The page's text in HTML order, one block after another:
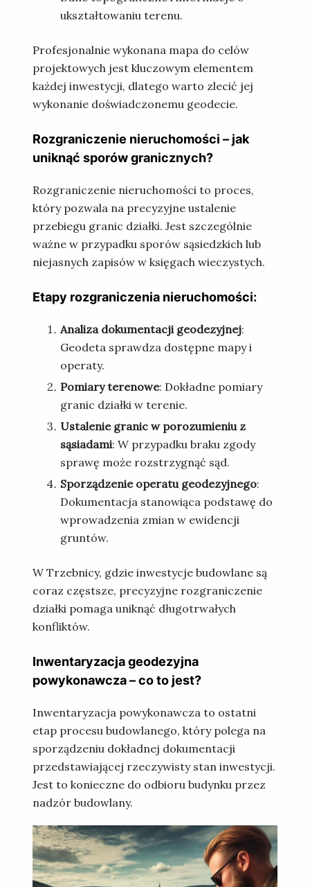
ukształtowaniu terenu.
Profesjonalnie wykonana mapa do celów
projektowych jest kluczowym elementem
każdej inwestycji, dlatego warto zlecić jej
wykonanie doświadczonemu geodecie.
Rozgraniczenie nieruchomości – jak
uniknąć sporów granicznych?
Rozgraniczenie nieruchomości to proces,
który pozwala na precyzyjne ustalenie
przebiegu granic działki. Jest szczególnie
ważne w przypadku sporów sąsiedzkich lub
niejasnych zapisów w księgach wieczystych.
Etapy rozgraniczenia nieruchomości:
Analiza dokumentacji geodezyjnej:
Geodeta sprawdza dostępne mapy i
operaty.
Pomiary terenowe: Dokładne pomiary
granic działki w terenie.
Ustalenie granic w porozumieniu z
sąsiadami: W przypadku braku zgody
sprawę może rozstrzygnąć sąd.
Sporządzenie operatu geodezyjnego:
Dokumentacja stanowiąca podstawę do
wprowadzenia zmian w ewidencji
gruntów.
W Trzebnicy, gdzie inwestycje budowlane są
coraz częstsze, precyzyjne rozgraniczenie
działki pomaga uniknąć długotrwałych
konfliktów.
Inwentaryzacja geodezyjna
powykonawcza – co to jest?
Inwentaryzacja powykonawcza to ostatni
etap procesu budowlanego, który polega na
sporządzeniu dokładnej dokumentacji
przedstawiającej rzeczywisty stan inwestycji.
Jest to konieczne do odbioru budynku przez
nadzór budowlany.